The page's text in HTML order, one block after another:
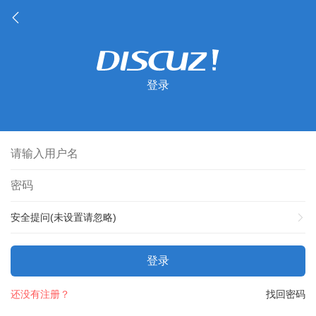
登录
安全提问(未设置请忽略)
登录
找回密码
还没有注册？